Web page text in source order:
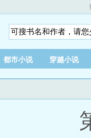
都市小说 穿越小说